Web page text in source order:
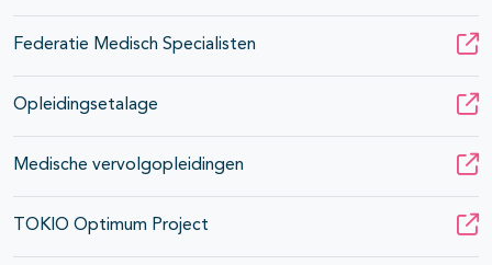
Federatie Medisch Specialisten
Opleidingsetalage
Medische vervolgopleidingen
TOKIO Optimum Project